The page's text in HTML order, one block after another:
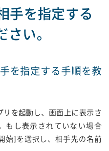
手を指定する
い。
を指定する手順を教
を起動し、画面上に表示さ
もし表示されていない場合
始]を選択し、相手先の名前